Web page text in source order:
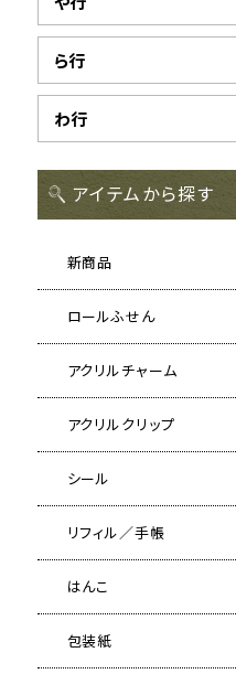
ら行
わ行
アイテムから探す
新商品
ロールふせん
アクリルチャーム
アクリルクリップ
シール
リフィル／手帳
はんこ
包装紙